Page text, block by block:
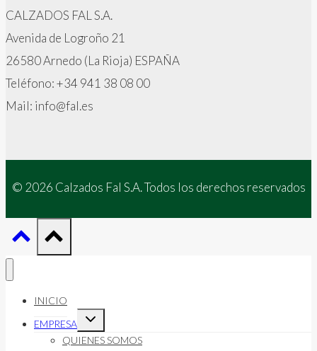
CALZADOS FAL S.A.
Avenida de Logroño 21
26580 Arnedo (La Rioja) ESPAÑA
Teléfono: +34 941 38 08 00
Mail: info@fal.es
© 2026 Calzados Fal S.A. Todos los derechos reservados
INICIO
EMPRESA
Alternar
menú
hijo
QUIENES SOMOS